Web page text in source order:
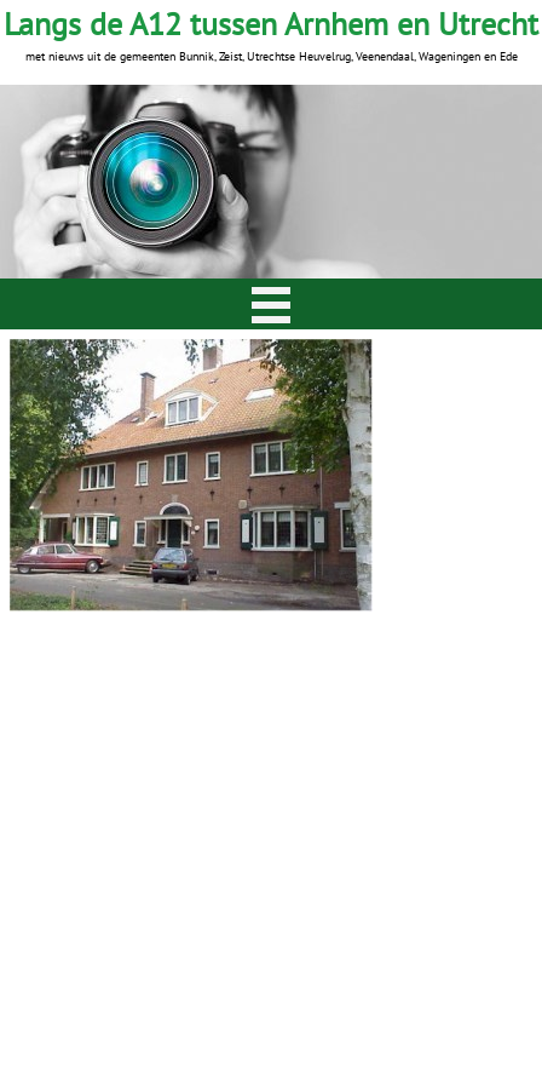
Langs de A12 tussen Arnhem en Utrecht
met nieuws uit de gemeenten Bunnik, Zeist, Utrechtse Heuvelrug, Veenendaal, Wageningen en Ede